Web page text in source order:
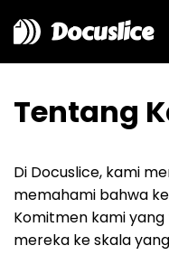
Docuslice
Tentang
Di Docuslice, kami
memahami bahwa
Komitmen kami
mereka ke skala